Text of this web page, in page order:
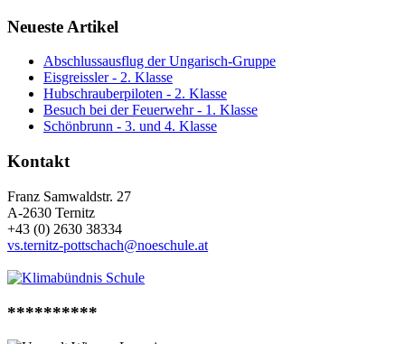
Neueste Artikel
Abschlussausflug der Ungarisch-Gruppe
Eisgreissler - 2. Klasse
Hubschrauberpiloten - 2. Klasse
Besuch bei der Feuerwehr - 1. Klasse
Schönbrunn - 3. und 4. Klasse
Kontakt
Franz Samwaldstr. 27
A-2630 Ternitz
+43 (0) 2630 38334
vs.ternitz-pottschach@noeschule.at
**********